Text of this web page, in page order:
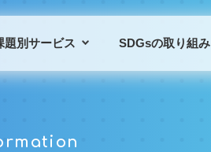
題別サービス SDGsの取り組み